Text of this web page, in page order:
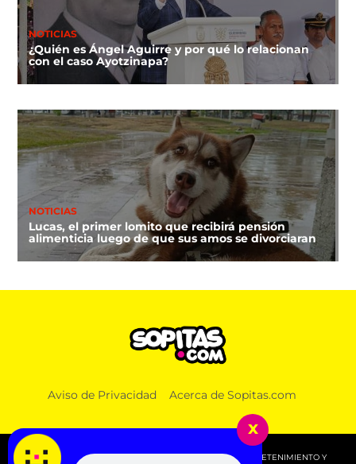
NOTICIAS
¿Quién es Ángel Aguirre y por qué lo relacionan
con el caso Ayotzinapa?
NOTICIAS
Lucas, el primer lomito que recibirá pensión
alimenticia luego de que sus amos se divorciaran
Aviso de Privacidad Acerca de Sopitas.com
© 2026 SOPITAS.COM - MÚSICA, NOTICIAS, DEPORTES, ENTRETENIMIENTO Y
x